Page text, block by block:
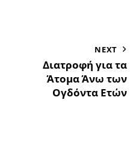
NEXT
Διατροφή για τα
Άτομα Άνω των
Ογδόντα Ετών